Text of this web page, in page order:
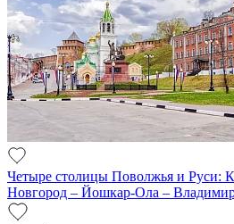
Четыре столицы Поволжья и Руси:
Новгород – Йошкар-Ола –